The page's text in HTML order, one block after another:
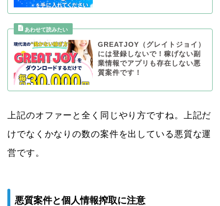
GREATJOY（グレイトジョイ）
には登録しないで！稼げない副
業情報でアプリも存在しない悪
質案件です！
上記のオファーと全く同じやり方ですね。上記だ
けでなくかなりの数の案件を出している悪質な運
営です。
悪質案件と個人情報搾取に注意